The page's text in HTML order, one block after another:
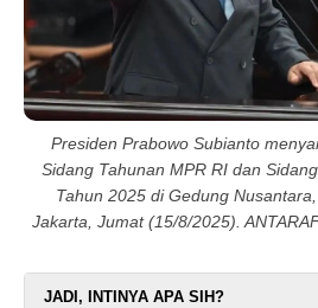
Presiden Prabowo Subianto
Sidang Tahunan MPR RI dan
Tahun 2025 di Gedung
Jakarta, Jumat (15/8/2025).
JADI, INTINYA APA SIH?